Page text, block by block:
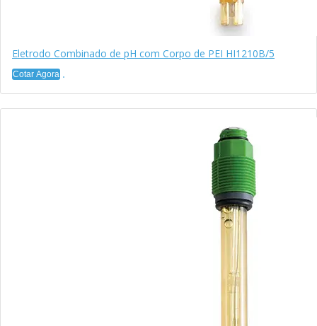
Eletrodo Combinado de pH com Corpo de PEI HI1210B/5
Cotar Agora